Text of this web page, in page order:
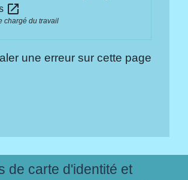
open_in_new
chargé du travail
une erreur sur cette page
de carte d'identité et